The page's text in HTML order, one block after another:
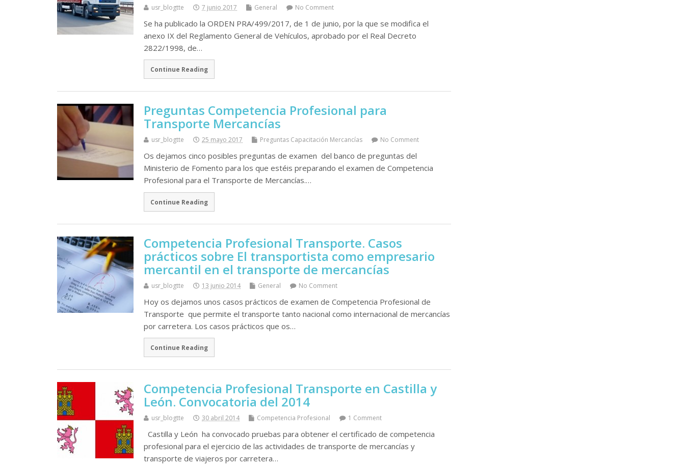
usr_blogtte 7 junio 2017 General No Comment
Se ha publicado la ORDEN PRA/499/2017, de 1 de junio, por la que se modifica el
anexo IX del Reglamento General de Vehí­culos, aprobado por el Real Decreto
2822/1998, de…
Continue Reading
Preguntas Competencia Profesional para
Transporte Mercancí­as
usr_blogtte 25 mayo 2017 Preguntas Capacitación Mercancí­as No Comment
Os dejamos cinco posibles preguntas de examen del banco de preguntas del
Ministerio de Fomento para los que estéis preparando el examen de Competencia
Profesional para el Transporte de Mercancí­as.…
Continue Reading
Competencia Profesional Transporte. Casos
prácticos sobre El transportista como empresario
mercantil en el transporte de mercancí­as
usr_blogtte 13 junio 2014 General No Comment
Hoy os dejamos unos casos prácticos de examen de Competencia Profesional de
Transporte que permite el transporte tanto nacional como internacional de mercancí­as
por carretera. Los casos prácticos que os…
Continue Reading
Competencia Profesional Transporte en Castilla y
León. Convocatoria del 2014
usr_blogtte 30 abril 2014 Competencia Profesional 1 Comment
Castilla y León ha convocado pruebas para obtener el certificado de competencia
profesional para el ejercicio de las actividades de transporte de mercancí­as y
transporte de viajeros por carretera…